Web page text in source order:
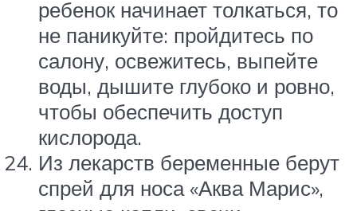
ребенок начинает толкаться, то
не паникуйте: пройдитесь по
салону, освежитесь, выпейте
воды, дышите глубоко и ровно,
чтобы обеспечить доступ
кислорода.
Из лекарств беременные берут
спрей для носа «Аква Марис»,